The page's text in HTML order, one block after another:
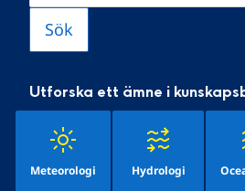
Utforska ett ämne i
Meteorologi Hydrologi